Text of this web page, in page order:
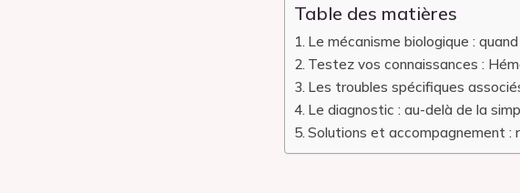
Table des matières
Le mécanisme biologique :
Testez vos connaissances :
Les troubles spécifiques
Le diagnostic : au-delà de la
Solutions et accompagnement :